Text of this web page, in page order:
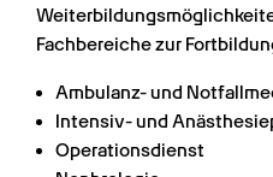
Fachbereiche zur
Ambulanz- und
Intensiv- und
Operationsdienst